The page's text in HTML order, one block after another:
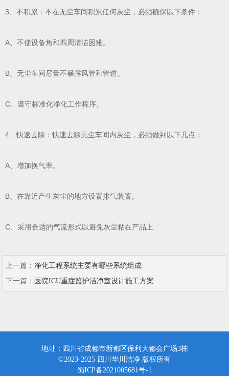
3、不积累：不在无尘车间积累任何灰尘，必须确保以下条件：
A、不使设备角和四周清洁困难。
B、无尘车间尽量不暴露风管和管道。
C、遵守标准化净化工作程序。
4、快速去除：快速去除无尘车间内灰尘，必须做到以下几点：
A、增加换气率。
B、在靠近产生灰尘的地方设置排气装置。
C、采用合适的气流形式以避免灰尘粘在产品上
上一篇： 净化工程系统主要有哪些系统组成
下一篇： 医院ICU重症监护洁净室设计施工方案
地址：四川省成都市新都区保利大都会广场3栋
©2023-2025 四川华川洁净 版权所有
蜀ICP备2021005681号-1